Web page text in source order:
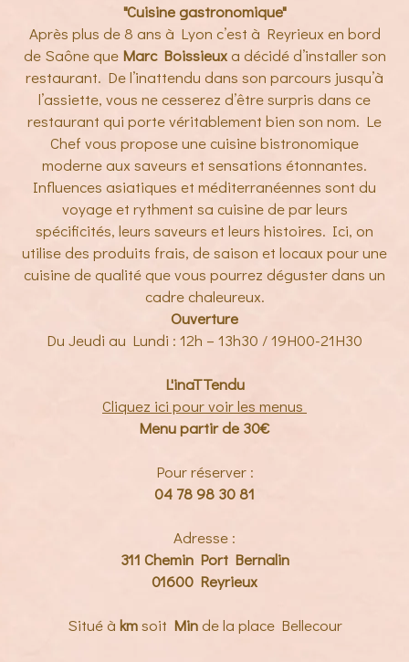
"Cuisine gastronomique"
Après plus de 8 ans à Lyon c’est à Reyrieux en bord
de Saône que Marc Boissieuxa décidé d’installer son
restaurant. De l’inattendu dans son parcours jusqu’à
l’assiette, vous ne cesserez d’être surpris dans ce
restaurant qui porte véritablement bien son nom. Le
Chef vous propose une cuisine bistronomique
moderne aux saveurs et sensations étonnantes.
Influences asiatiques et méditerranéennes sont du
voyage et rythment sa cuisine de par leurs
spécificités, leurs saveurs et leurs histoires. Ici, on
utilise des produits frais, de saison et locaux pour une
cuisine de qualité que vous pourrez déguster dans un
cadre chaleureux.
Ouverture
Du Jeudi au Lundi : 12h – 13h30 / 19H00-21H30
L'inaTTendu
Cliquez ici pour voir les menus
Menu partir de 30€
Pour réserver :
04 78 98 30 81
Adresse :
311 Chemin Port Bernalin
01600 Reyrieux
Situé à kmsoit Minde la place Bellecour